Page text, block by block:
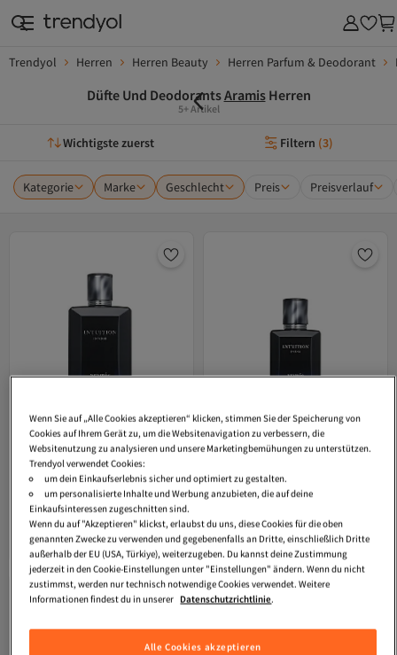
Trendyol Herren Herren Beauty Herren Parfum & Deodorant
Düfte Und DeodorantsAramis Herren
5+ Artikel
Wichtigste zuerst Filtern (3)
Kategorie Marke Geschlecht Preis Preisverlauf
AramisIntuition Intense Edp Vapo
100 ml
Versand Kostenlos
Versand Kostenlos
99,38€
In den Warenkorb
Aramis
Intuition Intense Edp Vapo 50
ml
Versand Kostenlos
Gratis Versand
Versand Kostenlos
In den Warenkorb
Wenn Sie auf „Alle Cookies akzeptieren“ klicken, stimmen Sie der Speicherung von
Cookies auf Ihrem Gerät zu, um die Websitenavigation zu verbessern, die
Websitenutzung zu analysieren und unsere Marketingbemühungen zu unterstützen.
Trendyol verwendet Cookies:
um dein Einkaufserlebnis sicher und optimiert zu gestalten.
um personalisierte Inhalte und Werbung anzubieten, die auf deine
Einkaufsinteressen zugeschnitten sind.
Wenn du auf "Akzeptieren" klickst, erlaubst du uns, diese Cookies für die oben
genannten Zwecke zu verwenden und gegebenenfalls an Dritte, einschließlich Dritte
außerhalb der EU (USA, Türkiye), weiterzugeben. Du kannst deine Zustimmung
jederzeit in den Cookie-Einstellungen unter "Einstellungen" ändern. Wenn du nicht
zustimmst, werden nur technisch notwendige Cookies verwendet. Weitere
Informationen findest du in unserer Datenschutzrichtlinie.
Alle Cookies akzeptieren